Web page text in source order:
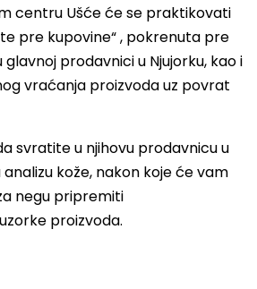
centru Ušće će se praktikovati
pre kupovine“ , pokrenuta pre
glavnoj prodavnici u Njujorku, kao i
vraćanja proizvoda uz povrat
svratite u njihovu prodavnicu u
kože, nakon koje će vam
negu pripremiti
proizvoda.